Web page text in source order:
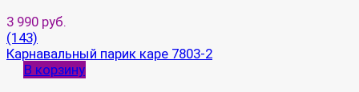
3 990 руб.
(143)
Карнавальный парик каре 7803-2
В корзину